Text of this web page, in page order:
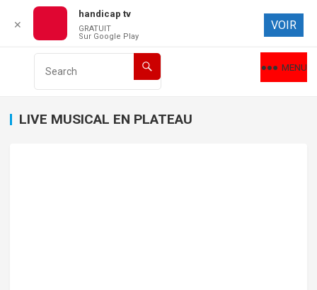
MENU
LIVE MUSICAL EN PLATEAU
✕
handicap tv
GRATUIT
Sur Google Play
VOIR